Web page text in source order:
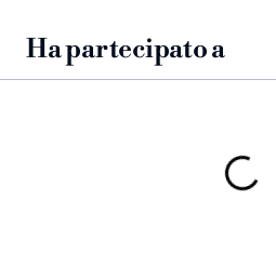
Ha partecipato a